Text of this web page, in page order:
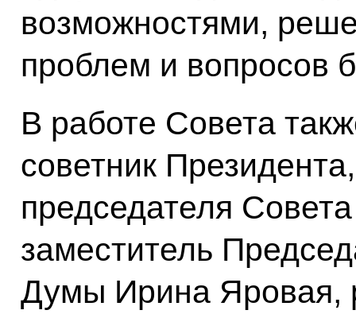
возможностями,
проблем и вопросов
В работе Совета
советник
председателя
заместитель
Думы Ирина Яровая,